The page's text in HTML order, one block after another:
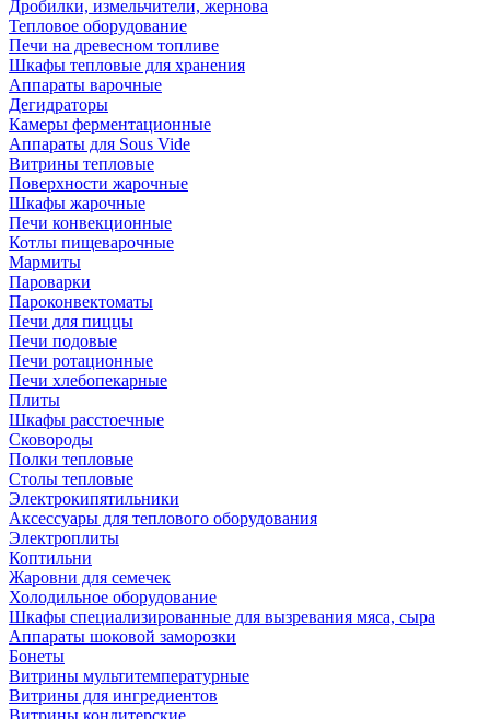
Дробилки, измельчители, жернова
Тепловое оборудование
Печи на древесном топливе
Шкафы тепловые для хранения
Аппараты варочные
Дегидраторы
Камеры ферментационные
Аппараты для Sous Vide
Витрины тепловые
Поверхности жарочные
Шкафы жарочные
Печи конвекционные
Котлы пищеварочные
Мармиты
Пароварки
Пароконвектоматы
Печи для пиццы
Печи подовые
Печи ротационные
Печи хлебопекарные
Плиты
Шкафы расстоечные
Сковороды
Полки тепловые
Столы тепловые
Электрокипятильники
Аксессуары для теплового оборудования
Электроплиты
Коптильни
Жаровни для семечек
Холодильное оборудование
Шкафы специализированные для вызревания мяса, сыра
Аппараты шоковой заморозки
Бонеты
Витрины мультитемпературные
Витрины для ингредиентов
Витрины кондитерские